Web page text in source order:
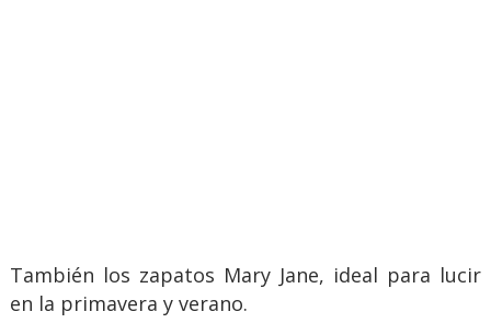
También los zapatos Mary Jane, ideal para lucir
en la primavera y verano.